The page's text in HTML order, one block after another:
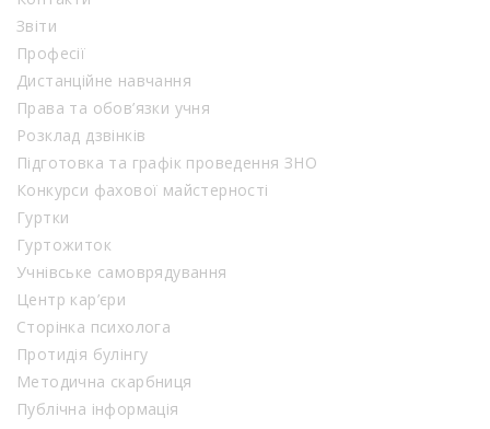
Звіти
Професії
Дистанційне навчання
Права та обов’язки учня
Розклад дзвінків
Підготовка та графік проведення ЗНО
Конкурси фахової майстерності
Гуртки
Гуртожиток
Учнівське самоврядування
Центр кар’єри
Сторінка психолога
Протидія булінгу
Методична скарбниця
Публічна інформація